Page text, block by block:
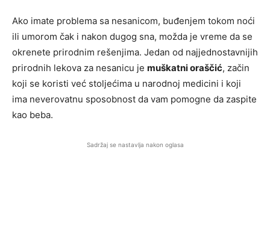
Ako imate problema sa nesanicom, buđenjem tokom noći
ili umorom čak i nakon dugog sna, možda je vreme da se
okrenete prirodnim rešenjima. Jedan od najjednostavnijih
prirodnih lekova za nesanicu je muškatni oraščić, začin
koji se koristi već stoljećima u narodnoj medicini i koji
ima neverovatnu sposobnost da vam pomogne da zaspite
kao beba.
Sadržaj se nastavlja nakon oglasa